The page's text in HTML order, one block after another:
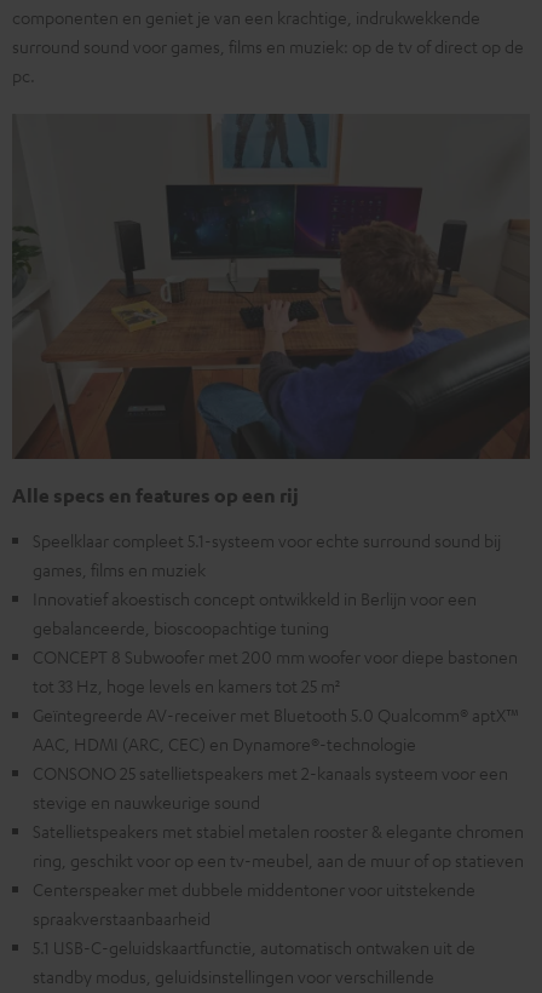
componenten en geniet je van een krachtige, indrukwekkende
surround sound voor games, films en muziek: op de tv of direct op de
pc.
Alle specs en features op een rij
Speelklaar compleet 5.1-systeem voor echte surround sound bij
games, films en muziek
Innovatief akoestisch concept ontwikkeld in Berlijn voor een
gebalanceerde, bioscoopachtige tuning
CONCEPT 8 Subwoofer met 200 mm woofer voor diepe bastonen
tot 33 Hz, hoge levels en kamers tot 25 m²
Geïntegreerde AV-receiver met Bluetooth 5.0 Qualcomm® aptX™
AAC, HDMI (ARC, CEC) en Dynamore®-technologie
CONSONO 25 satellietspeakers met 2-kanaals systeem voor een
stevige en nauwkeurige sound
Satellietspeakers met stabiel metalen rooster & elegante chromen
ring, geschikt voor op een tv-meubel, aan de muur of op statieven
Centerspeaker met dubbele middentoner voor uitstekende
spraakverstaanbaarheid
5.1 USB-C-geluidskaartfunctie, automatisch ontwaken uit de
standby modus, geluidsinstellingen voor verschillende